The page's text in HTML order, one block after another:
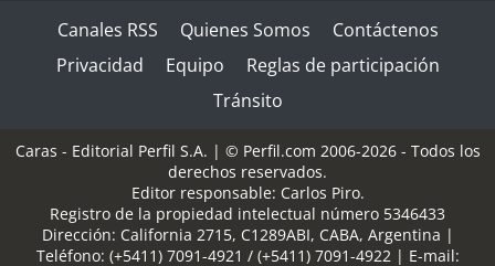
Canales RSS Quienes Somos
Contáctenos
Privacidad
Equipo
Reglas de participación
Tránsito
Caras - Editorial Perfil S.A. | © Perfil.com 2006-2026 - Todos los
derechos reservados.
Editor responsable: Carlos Piro.
Registro de la propiedad intelectual número 5346433
Dirección: California 2715, C1289ABI, CABA, Argentina |
Teléfono: (+5411) 7091-4921 / (+5411) 7091-4922 | E-mail: